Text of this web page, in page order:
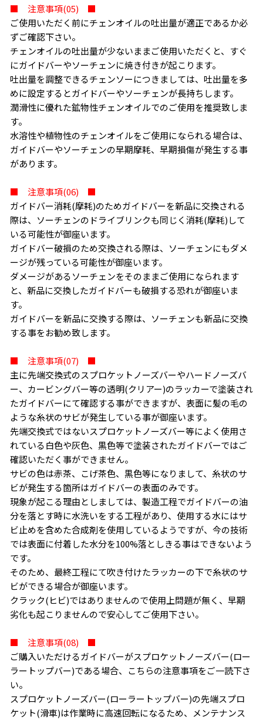
■ 注意事項(05) ■
ご使用いただく前にチェンオイルの吐出量が適正であるか必
ずご確認下さい。
チェンオイルの吐出量が少ないままご使用いただくと、すぐ
にガイドバーやソーチェンに焼き付きが起こります。
吐出量を調整できるチェンソーにつきましては、吐出量を多
めに設定するとガイドバーやソーチェンが長持ちします。
潤滑性に優れた鉱物性チェンオイルでのご使用を推奨致しま
す。
水溶性や植物性のチェンオイルをご使用になられる場合は、
ガイドバーやソーチェンの早期摩耗、早期損傷が発生する事
があります。
■ 注意事項(06) ■
ガイドバー消耗(摩耗)のためガイドバーを新品に交換される
際は、ソーチェンのドライブリンクも同じく消耗(摩耗)して
いる可能性が御座います。
ガイドバー破損のため交換される際は、ソーチェンにもダメ
ージが残っている可能性が御座います。
ダメージがあるソーチェンをそのままご使用になられます
と、新品に交換したガイドバーも破損する恐れが御座いま
す。
ガイドバーを新品に交換する際は、ソーチェンも新品に交換
する事をお勧め致します。
■ 注意事項(07) ■
主に先端交換式のスプロケットノーズバーやハードノーズバ
ー、カービングバー等の透明(クリアー)のラッカーで塗装され
たガイドバーにて確認する事ができますが、表面に髪の毛の
ような糸状のサビが発生している事が御座います。
先端交換式ではないスプロケットノーズバー等によく使用さ
れている白色や灰色、黒色等で塗装されたガイドバーではご
確認いただく事ができません。
サビの色は赤茶、こげ茶色、黒色等になりまして、糸状のサ
ビが発生する箇所はガイドバーの表面のみです。
現象が起こる理由としましては、製造工程でガイドバーの油
分を落とす時に水洗いをする工程があり、使用する水にはサ
ビ止めを含めた合成剤を使用しているようですが、今の技術
では表面に付着した水分を100%落としきる事はできないよう
です。
そのため、最終工程にて吹き付けたラッカーの下で糸状のサ
ビができる場合が御座います。
クラック(ヒビ)ではありませんので使用上問題が無く、早期
劣化も起こりませんので安心してご使用下さい。
■ 注意事項(08) ■
ご購入いただけるガイドバーがスプロケットノーズバー(ロー
ラートップバー)である場合、こちらの注意事項をご一読下さ
い。
スプロケットノーズバー(ローラートップバー)の先端スプロ
ケット(滑車)は作業時に高速回転になるため、メンテナンス